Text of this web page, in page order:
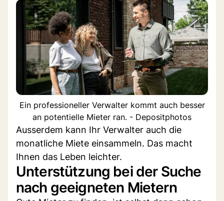
Ein professioneller Verwalter kommt auch besser
an potentielle Mieter ran. - Depositphotos
Ausserdem kann Ihr Verwalter auch die
monatliche Miete einsammeln. Das macht
Ihnen das Leben leichter.
Unterstützung bei der Suche
nach geeigneten Mietern